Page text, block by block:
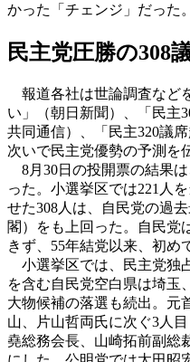
かった「チェンジ」だった。
民主党圧勝の308
報道各社は世論調査など
い」（朝日新聞）、「民主
共同通信）、「民主320議
次いで民主党優勢の予測を
8月30日の投開票の結果
った。小選挙区では221人
せた308人は、自民党の過
閣）をも上回った。自民党
きず、55年結党以来、初め
小選挙区では、民主党独
を含む自民党空白県は埼玉
大物候補の落選も続出。元
山、片山哲両氏に次ぐ3人
堯総務会長、山崎拓前副総